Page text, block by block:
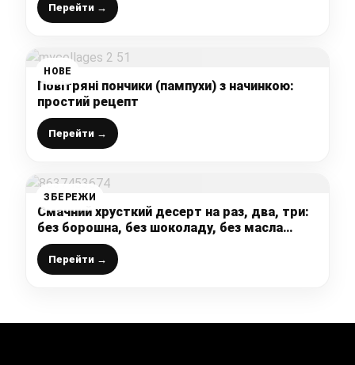
Перейти →
НОВЕ
Повітряні пончики (пампухи) з начинкою:
простий рецепт
Перейти →
ЗБЕРЕЖИ
Смачний хрусткий десерт на раз, два, три:
без борошна, без шоколаду, без масла
(готую для діток смачні і корисні домашні
ласощі)
Перейти →